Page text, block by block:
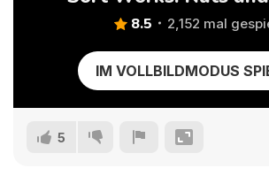
8.5 2,152 mal
IM VOLLBILDMODUS
5